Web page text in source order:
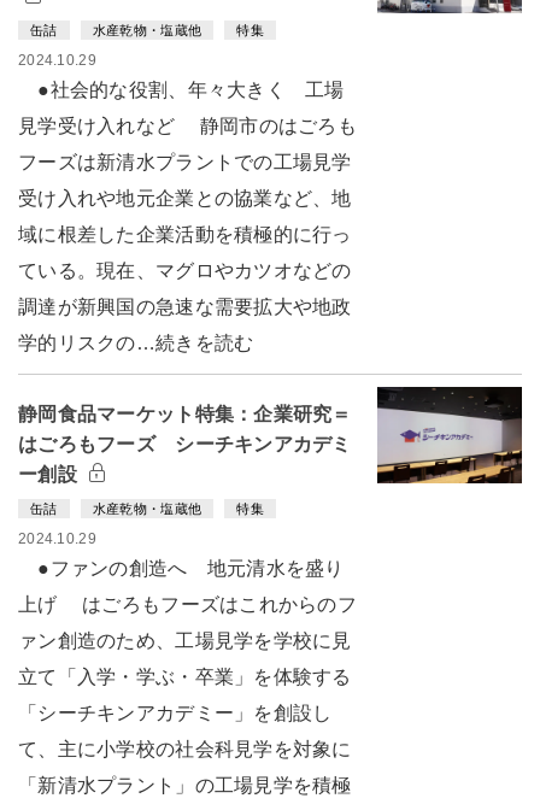
缶詰 水産乾物・塩蔵他 特集
2024.10.29
●社会的な役割、年々大きく 工場
見学受け入れなど 静岡市のはごろも
フーズは新清水プラントでの工場見学
受け入れや地元企業との協業など、地
域に根差した企業活動を積極的に行っ
ている。現在、マグロやカツオなどの
調達が新興国の急速な需要拡大や地政
学的リスクの…続きを読む
静岡食品マーケット特集：企業研究＝
はごろもフーズ シーチキンアカデミ
ー創設
缶詰 水産乾物・塩蔵他 特集
2024.10.29
●ファンの創造へ 地元清水を盛り
上げ はごろもフーズはこれからのフ
ァン創造のため、工場見学を学校に見
立て「入学・学ぶ・卒業」を体験する
「シーチキンアカデミー」を創設し
て、主に小学校の社会科見学を対象に
「新清水プラント」の工場見学を積極